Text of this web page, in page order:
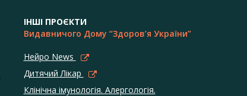
ІНШІ ПРОЄКТИ
Видавничого Дому “Здоров’я України”
Нейро News
Дитячий Лікар
Клінічна імунологія. Алергологія.